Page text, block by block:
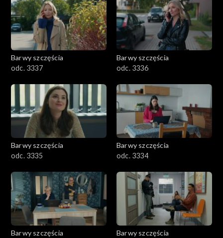
Barwy szczęścia
odc. 3337
Barwy szczęścia
odc. 3336
Barwy szczęścia
odc. 3335
Barwy szczęścia
odc. 3334
Barwy szczęścia
Barwy szczęścia